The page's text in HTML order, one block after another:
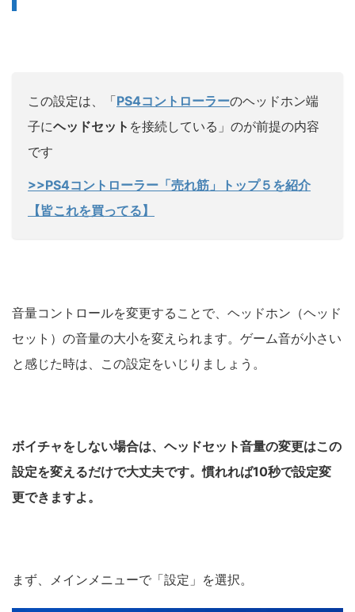
この設定は、「PS4コントローラーのヘッドホン端
子にヘッドセット を接続している」のが前提の内容
です
>>PS4コントローラー「売れ筋」トップ５を紹介
【皆これを買ってる】
音量コントロールを変更することで、ヘッドホン（ヘッド
セット）の音量の大小を変えられます。ゲーム音が小さい
と感じた時は、この設定をいじりましょう。
ボイチャをしない場合は、ヘッドセット音量の変更はこの
設定を変えるだけで大丈夫です。慣れれば10秒で設定変
更できますよ。
まず、メインメニューで「設定」を選択。